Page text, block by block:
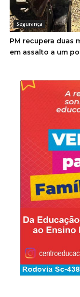
Segurança
PM recupera duas
em assalto a um